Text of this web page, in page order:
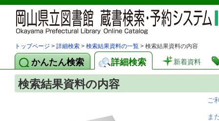
トップページ > 詳細検索 > 検索結果資料の一覧 > 検索結果資料の内容
かんたん検索 詳細検索 新着資料
検索結果資料の内容
ご
ま